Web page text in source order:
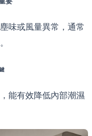
味或風量異常，通常
能有效降低內部潮濕